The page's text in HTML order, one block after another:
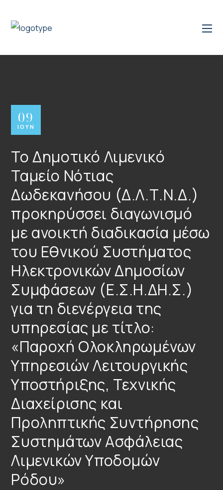
09
ΙΟΎΝ
Το Δημοτικό Λιμενικό
Ταμείο Νότιας
Δωδεκανήσου (Δ.Λ.Τ.Ν.Δ.)
προκηρύσσει διαγωνισμό
με ανοικτή διαδικασία μέσω
του Εθνικού Συστήματος
Ηλεκτρονικών Δημοσίων
Συμφάσεων (Ε.Σ.Η.ΔΗ.Σ.)
για τη διενέργεια της
υπηρεσίας με τίτλο:
«Παροχή Ολοκληρωμένων
Υπηρεσιών Λειτουργικής
Υποστήριξης, Τεχνικής
Διαχείρισης και
Προληπτικής Συντήρησης
Συστημάτων Ασφάλειας
Λιμενικών Υποδομών
Ρόδου»